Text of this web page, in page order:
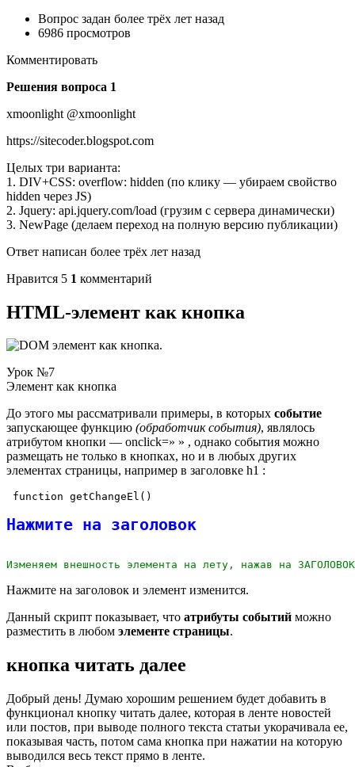
Вопрос задан более трёх лет назад
6986 просмотров
Комментировать
Решения вопроса 1
xmoonlight @xmoonlight
https://sitecoder.blogspot.com
Целых три варианта:
1. DIV+CSS: overflow: hidden (по клику — убираем свойство
hidden через JS)
2. Jquery: api.jquery.com/load (грузим с сервера динамически)
3. NewPage (делаем переход на полную версию публикации)
Ответ написан более трёх лет назад
Нравится 5 1 комментарий
HTML-элемент как кнопка
Урок №7
Элемент как кнопка
До этого мы рассматривали примеры, в которых событие
запускающее функцию (обработчик события), являлось
атрибутом кнопки — onclick=» » , однако события можно
размещать не только в кнопках, но и в любых других
элементах страницы, например в заголовке h1 :
function getChangeEl()
Нажмите на заголовок
Изменяем внешность элемента на лету, нажав на
Нажмите на заголовок и элемент изменится.
Данный скрипт показывает, что атрибуты событий можно
разместить в любом элементе страницы.
кнопка читать далее
Добрый день! Думаю хорошим решением будет добавить в
функционал кнопку читать далее, которая в ленте новостей
или постов, при выводе полного текста статьи укорачивала ее,
показывая часть, потом сама кнопка при нажатии на которую
выводился весь текст прямо в ленте.